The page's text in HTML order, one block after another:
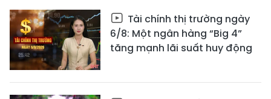
Tài chính thị trường ngày
6/8: Một ngân hàng “Big 4”
tăng mạnh lãi suất huy động